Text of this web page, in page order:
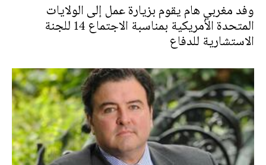
وفد مغربي هام يقوم بزيارة عمل إلى الولايات
المتحدة الأمريكية بمناسبة الاجتماع 14 للجنة
الاستشارية للدفاع